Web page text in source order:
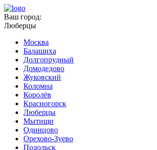
Ваш город:
Люберцы
Москва
Балашиха
Долгопрудный
Домодедово
Жуковский
Коломна
Королёв
Красногорск
Люберцы
Мытищи
Одинцово
Орехово-Зуево
Подольск